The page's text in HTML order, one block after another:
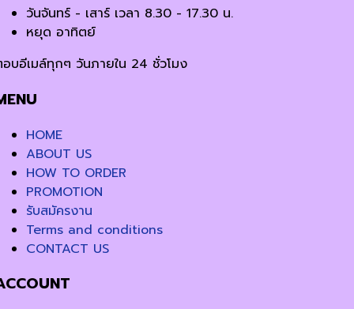
วันจันทร์ - เสาร์ เวลา 8.30 - 17.30 น.
หยุด อาทิตย์
บอีเมล์ทุกๆ วันภายใน 24 ชั่วโมง
HOME
ABOUT US
HOW TO ORDER
PROMOTION
รับสมัครงาน
Terms and conditions
CONTACT US